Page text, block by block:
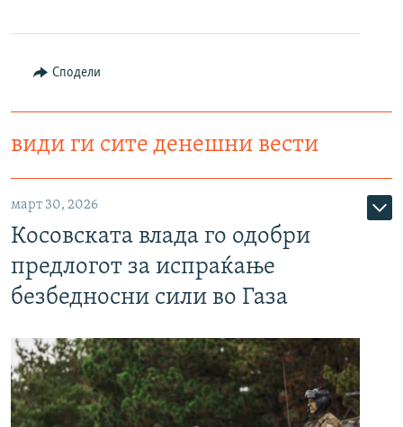
Сподели
види ги сите денешни вести
март 30, 2026
Косовската влада го одобри
предлогот за испраќање
безбедносни сили во Газа